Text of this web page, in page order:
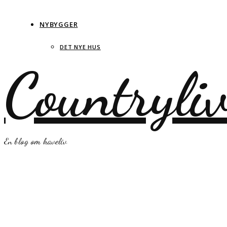
NYBYGGER
DET NYE HUS
En blog om haveliv